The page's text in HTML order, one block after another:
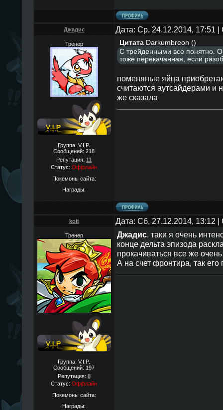
Джадис Дата: Ср, 24.12.2014, 17:51
Тренер
Группа: V.I.P.
Сообщений: 218
Репутация: 11
Статус: Оффлайн
Покемоны сайта:
Награды:
Цитата Darkumbreon ()
С трейденными все понятно.
тоже перекачанная, если
поменяные яйца
cчитаютcя аутcайдерами и
же cказала
kolt Дата: Сб, 27.12.2014, 13:12
Тренер
Группа: V.I.P.
Сообщений: 197
Репутация: 8
Статус: Оффлайн
Покемоны сайта:
Награды:
Джадис, таки я очень
конце дельта эпизода
прокачиваться все же очень
А на счет фронтира, так